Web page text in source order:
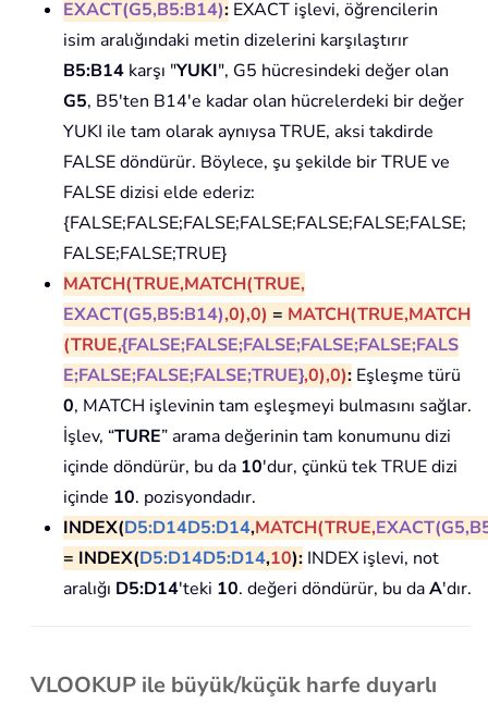
EXACT(G5,B5:B14): EXACT işlevi, öğrencilerin
isim aralığındaki metin dizelerini karşılaştırır
B5:B14 karşı "YUKI", G5 hücresindeki değer olan
G5, B5'ten B14'e kadar olan hücrelerdeki bir değer
YUKI ile tam olarak aynıysa TRUE, aksi takdirde
FALSE döndürür. Böylece, şu şekilde bir TRUE ve
FALSE dizisi elde ederiz:
{FALSE;FALSE;FALSE;FALSE;FALSE;FALSE;FALSE;
FALSE;FALSE;TRUE}
MATCH(TRUE,MATCH(TRUE,
EXACT(G5,B5:B14),0),0) = MATCH(TRUE,MATCH
(TRUE,{FALSE;FALSE;FALSE;FALSE;FALSE;FALS
E;FALSE;FALSE;FALSE;TRUE},0),0): Eşleşme türü
0, MATCH işlevinin tam eşleşmeyi bulmasını sağlar.
İşlev, “TURE” arama değerinin tam konumunu dizi
içinde döndürür, bu da 10'dur, çünkü tek TRUE dizi
içinde 10. pozisyondadır.
INDEX(D5:D14D5:D14,MATCH(TRUE,
= INDEX(D5:D14D5:D14,10): INDEX işlevi, not
aralığı D5:D14'teki 10. değeri döndürür, bu daA'dır.
VLOOKUP ile büyük/küçük harfe duyarlı